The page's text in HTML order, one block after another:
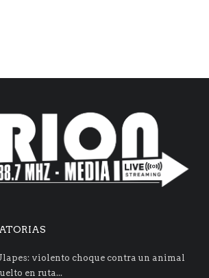
violento choque contra un animal
en ruta...